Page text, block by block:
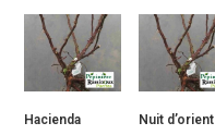
Hacienda Nuit d’orient